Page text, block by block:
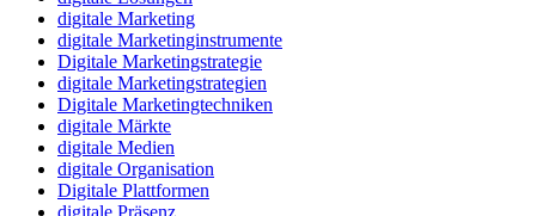
digitale Marketing
digitale Marketinginstrumente
Digitale Marketingstrategie
digitale Marketingstrategien
Digitale Marketingtechniken
digitale Märkte
digitale Medien
digitale Organisation
Digitale Plattformen